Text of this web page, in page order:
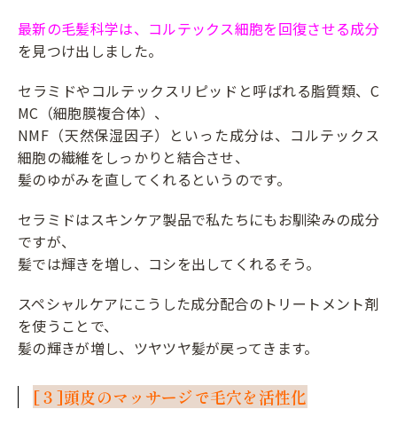
最新の毛髪科学は、コルテックス細胞を回復させる成分
を見つけ出しました。
セラミドやコルテックスリピッドと呼ばれる脂質類、C
MC（細胞膜複合体）、
NMF（天然保湿因子）といった成分は、コルテックス
細胞の繊維をしっかりと結合させ、
髪のゆがみを直してくれるというのです。
セラミドはスキンケア製品で私たちにもお馴染みの成分
ですが、
髪では輝きを増し、コシを出してくれるそう。
スペシャルケアにこうした成分配合のトリートメント剤
を使うことで、
髪の輝きが増し、ツヤツヤ髪が戻ってきます。
[３]頭皮のマッサージで毛穴を活性化